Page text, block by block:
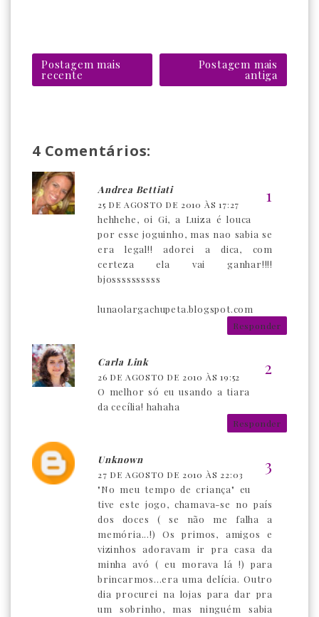
Postagem mais
recente
Postagem mais
antiga
4 Comentários:
Andrea Bettiati
25 DE AGOSTO DE 2010 ÀS 17:27
hehhehe, oi Gi, a Luiza é louca
por esse joguinho, mas nao sabia se
era legal!! adorei a dica, com
certeza ela vai ganhar!!!!
bjossssssssss
lunaolargachupeta.blogspot.com
Responder
Carla Link
26 DE AGOSTO DE 2010 ÀS 19:52
O melhor só eu usando a tiara
da cecília! hahaha
Responder
Unknown
27 DE AGOSTO DE 2010 ÀS 22:03
"No meu tempo de criança" eu
tive este jogo, chamava-se no país
dos doces ( se não me falha a
memória...!) Os primos, amigos e
vizinhos adoravam ir pra casa da
minha avó ( eu morava lá !) para
brincarmos...era uma delícia. Outro
dia procurei na lojas para dar pra
um sobrinho, mas ninguém sabia